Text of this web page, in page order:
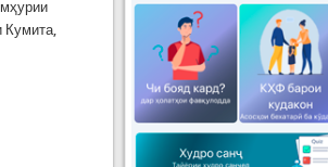
ФАЪОЛИЯТИ ШАШМОҲАИ СОЛИ